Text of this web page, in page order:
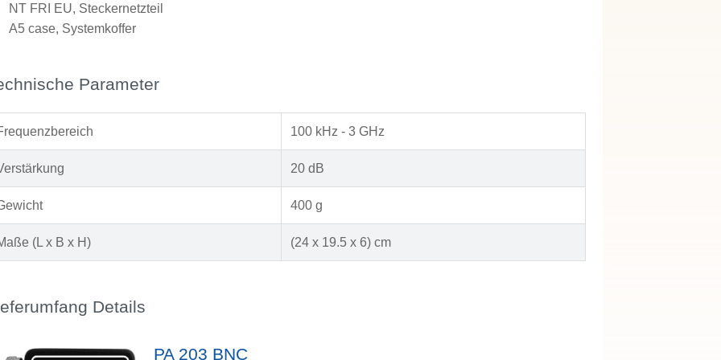
NT FRI EU, Steckernetzteil
A5 case, Systemkoffer
Parameter
100 kHz - 3 GHz
20 dB
400 g
(L x B x H) (24 x 19.5 x 6) cm
Details
PA 203 BNC